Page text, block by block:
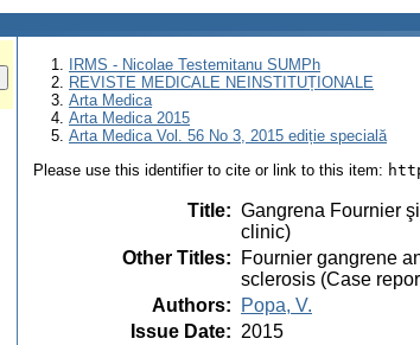
IRMS - Nicolae Testemitanu SUMPh
REVISTE MEDICALE NEINSTITUȚIONALE
Arta Medica
Arta Medica 2015
Arta Medica Vol. 56 No 3, 2015 ediție specială
Please use this identifier to cite or link to this item:
Title: Gangrena Fournier
clinic)
Other Titles:
Fournier gangrene
sclerosis (Case
Authors:
Popa, V.
Issue Date: 2015